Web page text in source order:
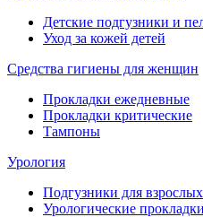
Детские подгузники и
Уход за кожей детей
Средства гигиены для женщин
Прокладки ежедневные
Прокладки критические
Тампоны
Урология
Подгузники для
Урологические прокладки